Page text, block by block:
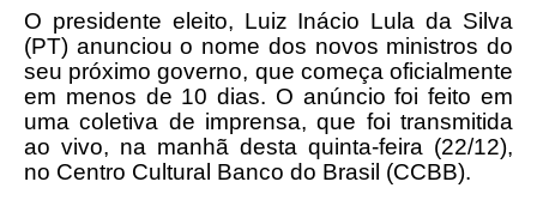
O presidente eleito, Luiz Inácio Lula da Silva
(PT) anunciou o nome dos novos ministros do
seu próximo governo, que começa oficialmente
em menos de 10 dias. O anúncio foi feito em
uma coletiva de imprensa, que foi transmitida
ao vivo, na manhã desta quinta-feira (22/12),
no Centro Cultural Banco do Brasil (CCBB).